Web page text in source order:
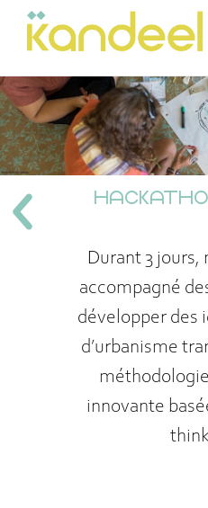
Durant 3 jours,
accompagné
développer des
d’urbanisme
innovante